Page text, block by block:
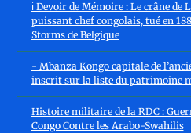
ℹ️ Devoir de Mémoire : Le crâne de
puissant chef congolais, tué en
Storms de Belgique
- Mbanza Kongo capitale de
inscrit sur la liste du patrimoine
Histoire militaire de la RDC :
Congo Contre les Arabo-Swahilis